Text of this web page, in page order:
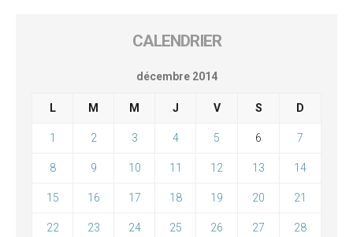
CALENDRIER
décembre 2014
L M M J V S D
1 2 3 4 5 6 7
8 9 10 11 12 13 14
15 16 17 18 19 20 21
22 23 24 25 26 27 28